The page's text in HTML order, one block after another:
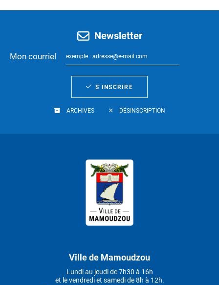
Newsletter
Mon courriel
S’INSCRIRE
ARCHIVES DÉSINSCRIPTION
Ville de Mamoudzou
Lundi au jeudi de 7h30 à 16h
et le vendredi et samedi de 8h à 12h.